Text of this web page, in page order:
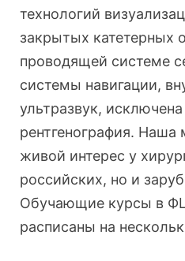
технологий
закрытых катетерных
проводящей системе
системы навигации,
ультразвук,
рентгенография. Наша
живой интерес у
российских, но и
Обучающие курсы в
расписаны на